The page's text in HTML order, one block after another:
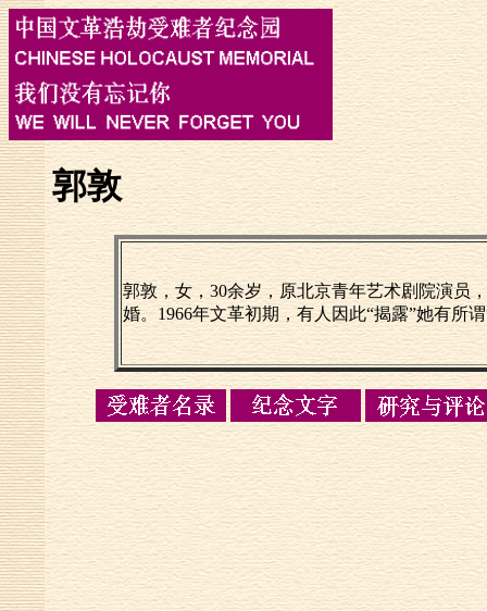
郭敦
郭敦，女，30余岁，原北京青年艺术剧院演员
婚。1966年文革初期，有人因此“揭露”她有所